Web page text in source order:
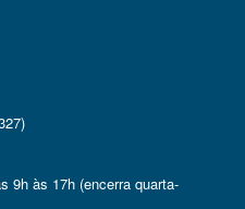
9h às 17h (encerra quarta-